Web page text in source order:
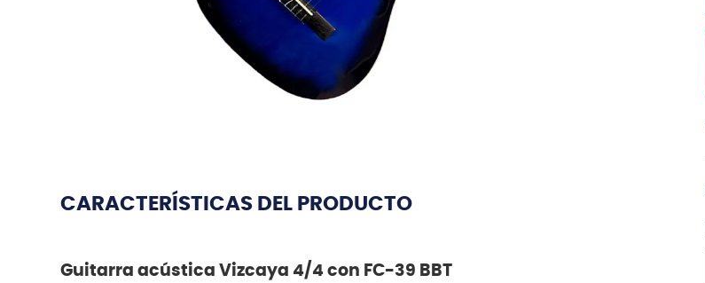
CARACTERÍSTICAS DEL PRODUCTO
Guitarra acústica Vizcaya 4/4 con FC-39 BBT